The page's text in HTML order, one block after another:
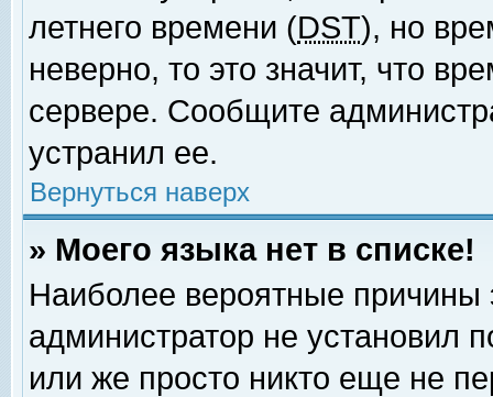
летнего времени (DST), но
неверно, то это значит, что
сервере. Сообщите
устранил ее.
Вернуться наверх
» Моего языка нет в списке!
Наиболее вероятные причины
администратор не установил
или же просто никто еще не